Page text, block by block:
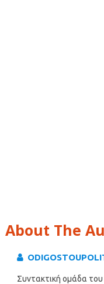
About The
Συντακτική ομάδα